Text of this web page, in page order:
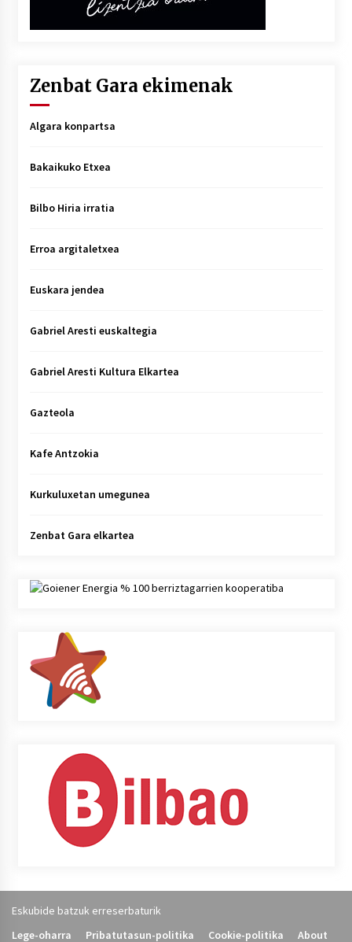
Zenbat Gara ekimenak
Algara konpartsa
Bakaikuko Etxea
Bilbo Hiria irratia
Erroa argitaletxea
Euskara jendea
Gabriel Aresti euskaltegia
Gabriel Aresti Kultura Elkartea
Gazteola
Kafe Antzokia
Kurkuluxetan umegunea
Zenbat Gara elkartea
Eskubide batzuk erreserbaturik
Lege-oharra
Pribatutasun-politika Cookie-politika About